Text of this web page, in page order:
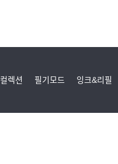
컬렉션 필기모드 잉크&리필